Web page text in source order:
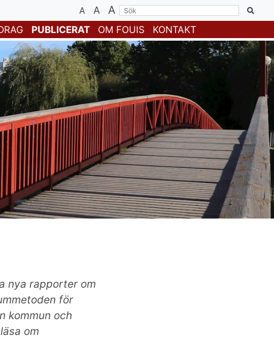
A A A
PUBLICERAT OM FOUIS KONTAKT
nya rapporter om
för
kommun och
om